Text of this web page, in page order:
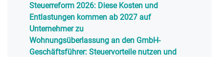
Steuerreform 2026: Diese Kosten und
Entlastungen kommen ab 2027 auf
Unternehmer zu
Wohnungsüberlassung an den GmbH-
Geschäftsführer: Steuervorteile nutzen und